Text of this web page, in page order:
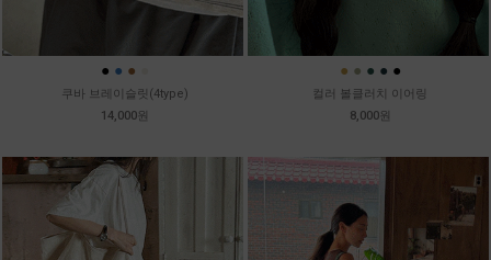
● ● ●
쿠바 브레이슬릿(4type)
14,000원
● ● ● ● ●
컬러 볼클러치 이어링
8,000원